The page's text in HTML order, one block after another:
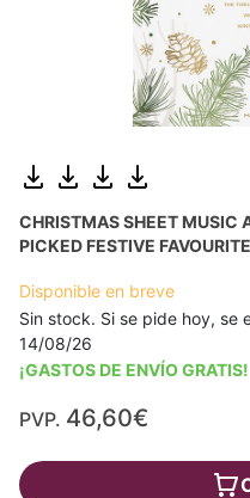
CHRISTMAS SHEET MUSIC
PICKED FESTIVE
Disponible en breve
Sin stock. Si se pide hoy, se
14/08/26
¡GASTOS DE ENVÍO GRATIS!
PVP. 46,60€